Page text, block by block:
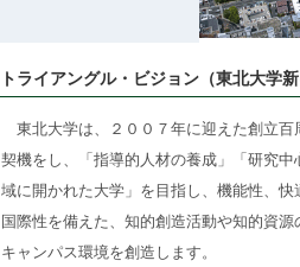
トライアングル・ビジョン（東北大学新
東北大学は、２００７年に迎えた創立百
契機をし、「指導的人材の養成」「研究
域に開かれた大学」を目指し、機能性、快
国際性を備えた、知的創造活動や知的資
キャンパス環境を創造します。